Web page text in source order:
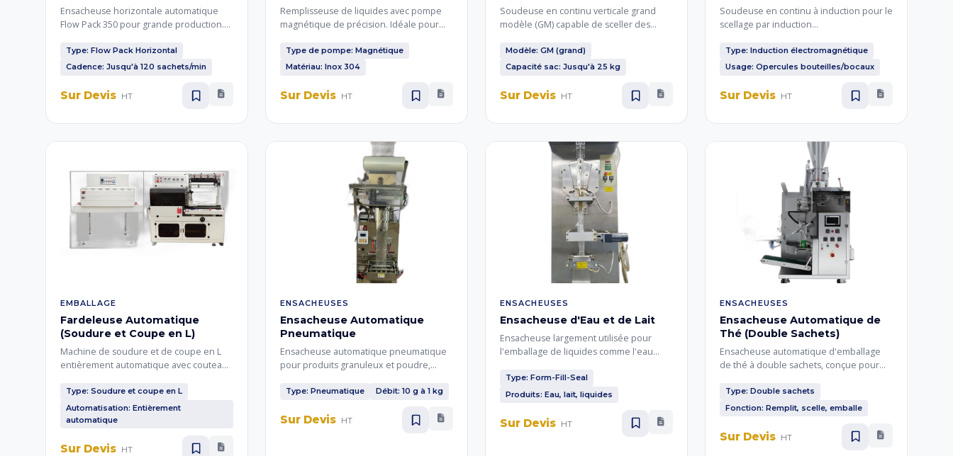
Ensacheuse horizontale automatique
Flow Pack 350 pour grande production.
alimentaires, cosmétiques et
pharmaceutiques en sachets
Type: Flow Pack Horizontal
Cadence: Jusqu'à 120 sachets/min
Sur Devis HT
Remplisseuse de liquides avec pompe
magnétique de précision. Idéale pour
chimiques liquides. Dosage précis et
hygiénique.
Type de pompe: Magnétique
Matériau: Inox 304
Sur Devis HT
Soudeuse en continu verticale grand
modèle (GM) capable de sceller des
renforcé et bande de soudure robuste
pour le conditionnement de sacs lourds
Modèle: GM (grand)
Capacité sac: Jusqu'à 25 kg
Sur Devis HT
Soudeuse en continu à induction pour le
scellage par induction
bouteilles et bocaux. Garantit une
étanchéité parfaite et une inviolabilité
cosmétiques et pharmaceutiques.
Type: Induction électromagnétique
Usage: Opercules bouteilles/bocaux
Sur Devis HT
EMBALLAGE
Fardeleuse Automatique
(Soudure et Coupe en L)
Machine de soudure et de coupe en L
entièrement automatique avec couteau
pour l'évacuation de l'air. Lame en alliage
résistant à la chaleur revêtue de Téflon,
tubes chauffants inox. Convient aux
cosmétique et céramique.
Type: Soudure et coupe en L
Automatisation: Entièrement
automatique
Sur Devis HT
ENSACHEUSES
Ensacheuse Automatique
Pneumatique
Ensacheuse automatique pneumatique
pour produits granuleux et poudre,
donnant au sachet un aspect gonflé
couscous et semoule, débit de 10g à 1
Type: Pneumatique Débit: 10 g à 1 kg
Sur Devis HT
ENSACHEUSES
Ensacheuse d'Eau et de Lait
Ensacheuse largement utilisée pour
l'emballage de liquides comme l'eau
scelle automatiquement des sachets
plastiques, assurant une hygiène
production et une réduction des coûts
d'emballage, particulièrement adaptée
Type: Form-Fill-Seal
Produits: Eau, lait, liquides
Sur Devis HT
ENSACHEUSES
Ensacheuse Automatique de
Thé (Double Sachets)
Ensacheuse automatique d'emballage
de thé à double sachets, conçue pour
automatiquement deux sachets de thé
simultanément. Garantit une production
standards de qualité, idéale pour les
Type: Double sachets
Fonction: Remplit, scelle, emballe
Sur Devis HT